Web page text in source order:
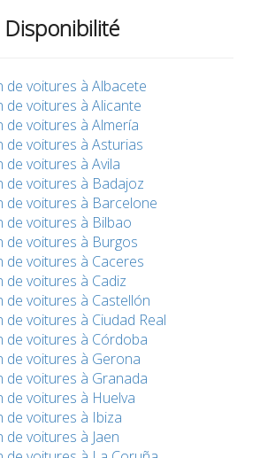
Disponibilité
de voitures à Albacete
de voitures à Alicante
de voitures à Almería
de voitures à Asturias
de voitures à Avila
de voitures à Badajoz
de voitures à Barcelone
de voitures à Bilbao
de voitures à Burgos
de voitures à Caceres
de voitures à Cadiz
de voitures à Castellón
de voitures à Ciudad Real
de voitures à Córdoba
de voitures à Gerona
de voitures à Granada
de voitures à Huelva
de voitures à Ibiza
de voitures à Jaen